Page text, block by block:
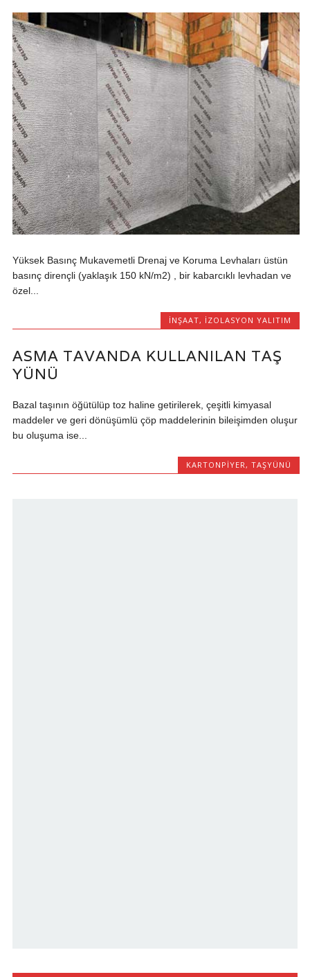
Yüksek Basınç Mukavemetli Drenaj ve Koruma Levhaları üstün
basınç dirençli (yaklaşık 150 kN/m2) , bir kabarcıklı levhadan ve
özel...
İNŞAAT, İZOLASYON YALITIM
ASMA TAVANDA KULLANILAN TAŞ
YÜNÜ
Bazal taşının öğütülüp toz haline getirilerek, çeşitli kimyasal
maddeler ve geri dönüşümlü çöp maddelerinin bileişimden oluşur
bu oluşuma ise...
KARTONPIYER, TAŞYÜNÜ